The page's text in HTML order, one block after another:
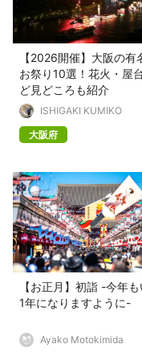
【2026開催】大阪の有
お祭り10選！花火・屋
ど見どころも紹介
ISHIGAKI KUMIKO
大阪府
【お正月】初詣 -今年
1年になりますように-
Ayako Motokimida